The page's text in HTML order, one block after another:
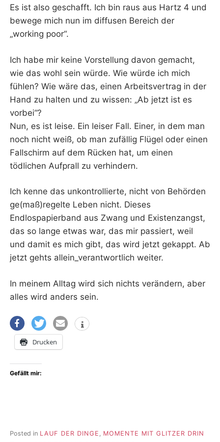
Es ist also geschafft. Ich bin raus aus Hartz 4 und
bewege mich nun im diffusen Bereich der
„working poor“.
Ich habe mir keine Vorstellung davon gemacht,
wie das wohl sein würde. Wie würde ich mich
fühlen? Wie wäre das, einen Arbeitsvertrag in der
Hand zu halten und zu wissen: „Ab jetzt ist es
vorbei“?
Nun, es ist leise. Ein leiser Fall. Einer, in dem man
noch nicht weiß, ob man zufällig Flügel oder einen
Fallschirm auf dem Rücken hat, um einen
tödlichen Aufprall zu verhindern.
Ich kenne das unkontrollierte, nicht von Behörden
ge(maß)regelte Leben nicht. Dieses
Endlospapierband aus Zwang und Existenzangst,
das so lange etwas war, das mir passiert, weil
und damit es mich gibt, das wird jetzt gekappt. Ab
jetzt gehts allein_verantwortlich weiter.
In meinem Alltag wird sich nichts verändern, aber
alles wird anders sein.
Drucken
Gefällt mir:
Posted in LAUF DER DINGE
MOMENTE MIT GLITZER DRIN